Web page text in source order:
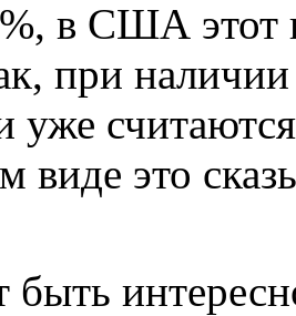
в США этот
при
уже
виде это